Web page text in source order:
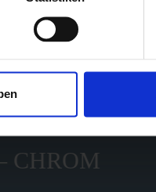
CHROM